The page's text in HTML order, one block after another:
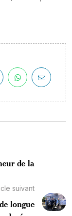
de la
suivant
longue